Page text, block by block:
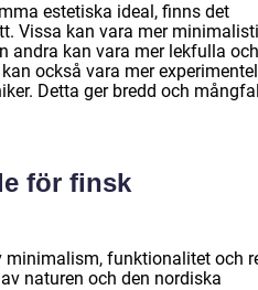
estetiska ideal, finns det
Vissa kan vara mer
andra kan vara mer lekfulla och
också vara mer
Detta ger bredd och
för finsk
funktionalitet och
naturen och den nordiska